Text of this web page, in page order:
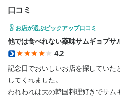
口コミ
お店が選ぶピックアップ口コミ
他では食べれない薬味サムギョプサ
4.2
記念日でおいしいお店を探していた
してくれました。
われわれは大の韓国料理好きでサム